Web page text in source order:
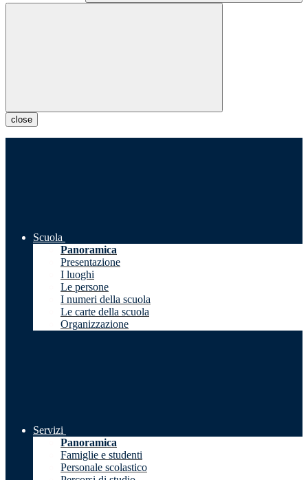
close
Scuola
Panoramica
Presentazione
I luoghi
Le persone
I numeri della scuola
Le carte della scuola
Organizzazione
Servizi
Panoramica
Famiglie e studenti
Personale scolastico